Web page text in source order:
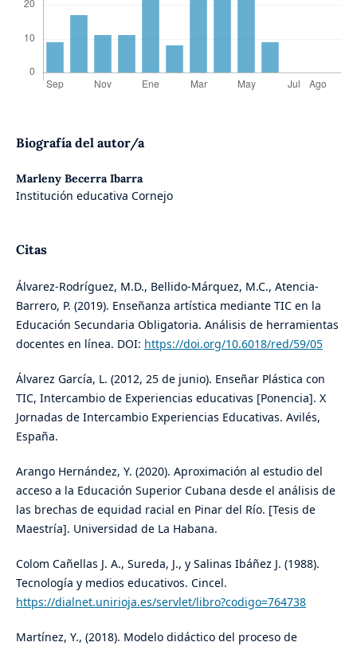
Biografía del autor/a
Marleny Becerra Ibarra
Institución educativa Cornejo
Citas
Álvarez-Rodríguez, M.D., Bellido-Márquez, M.C., Atencia-
Barrero, P. (2019). Enseñanza artística mediante TIC en la
Educación Secundaria Obligatoria. Análisis de herramientas
docentes en línea. DOI: https://doi.org/10.6018/red/59/05
Álvarez García, L. (2012, 25 de junio). Enseñar Plástica con
TIC, Intercambio de Experiencias educativas [Ponencia]. X
Jornadas de Intercambio Experiencias Educativas. Avilés,
España.
Arango Hernández, Y. (2020). Aproximación al estudio del
acceso a la Educación Superior Cubana desde el análisis de
las brechas de equidad racial en Pinar del Río. [Tesis de
Maestría]. Universidad de La Habana.
Colom Cañellas J. A., Sureda, J., y Salinas Ibáñez J. (1988).
Tecnología y medios educativos. Cincel.
https://dialnet.unirioja.es/servlet/libro?codigo=764738
Martínez, Y., (2018). Modelo didáctico del proceso de